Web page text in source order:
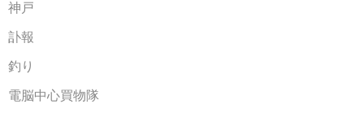
神戸
訃報
釣り
電脳中心買物隊